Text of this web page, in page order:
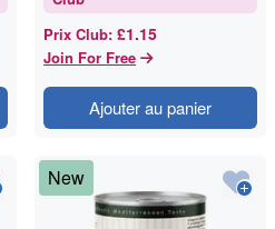
Prix Club: £1.15
Join For Free
Ajouter au panier
New